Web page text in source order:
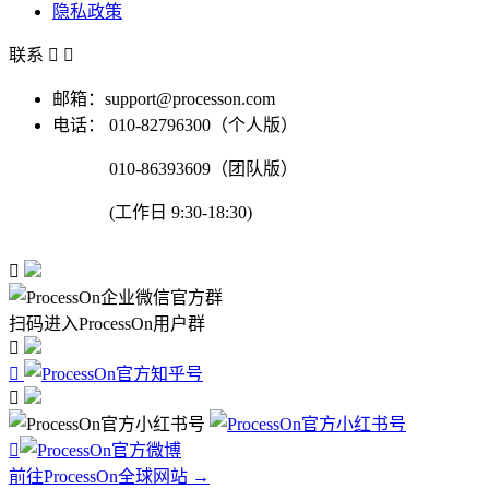
隐私政策
联系  
邮箱：support@processon.com
电话：
010-82796300（个人版）
010-86393609（团队版）
(工作日 9:30-18:30)

扫码进入ProcessOn用户群




前往ProcessOn全球网站 →